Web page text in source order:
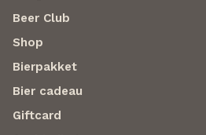
Beer Club
Shop
Bierpakket
Bier cadeau
Giftcard